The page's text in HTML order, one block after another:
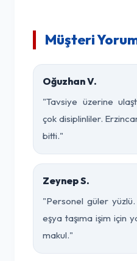
Müşteri
Oğuzhan V.
"Tavsiye üzerine
çok disiplinliler.
bitti."
Zeynep S.
"Personel güler
eşya taşıma işim için
makul."